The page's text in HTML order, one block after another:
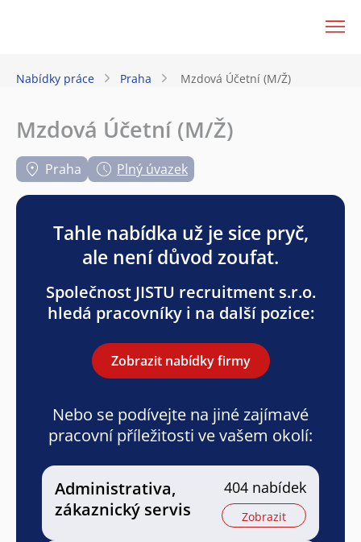
Nabídky práce Praha Mzdová Účetní (M/Ž)
Mzdová Účetní (M/Ž)
Praha Plný úvazek
Tahle nabídka už je sice pryč,
ale není důvod zoufat.
Společnost JISTU recruitment s.r.o.
hledá pracovníky i na další pozice:
Zobrazit nabídky firmy
Nebo se podívejte na jiné zajímavé
pracovní příležitosti ve vašem okolí:
Administrativa,
zákaznický servis
404 nabídek
Zobrazit